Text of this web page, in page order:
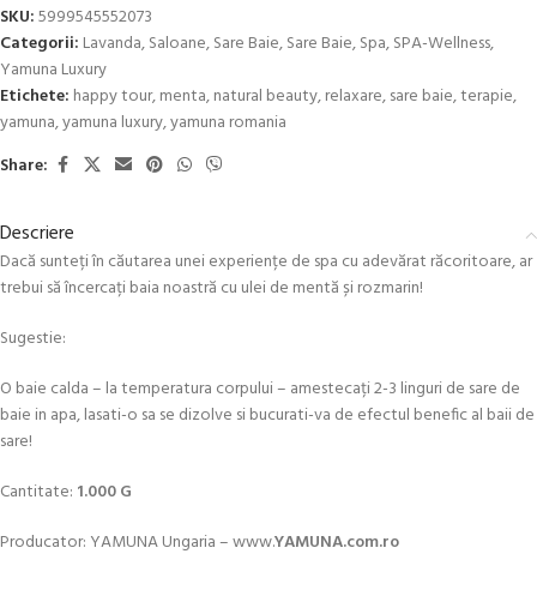
SKU:5999545552073
Categorii: Lavanda,Saloane,Sare Baie,Sare Baie,Spa,SPA-Wellness,
Yamuna Luxury
Etichete: happy tour,menta,natural beauty,relaxare,sare baie,terapie,
yamuna,yamuna luxury,yamuna romania
Share:
Descriere
Dacă sunteți în căutarea unei experiențe de spa cu adevărat răcoritoare, ar
trebui să încercați baia noastră cu ulei de mentă și rozmarin!
Sugestie:
O baie calda – la temperatura corpului – amestecați 2-3 linguri de sare de
baie in apa, lasati-o sa se dizolve si bucurati-va de efectul benefic al baii de
sare!
Cantitate: 1.000 G
Producator: YAMUNA Ungaria – www.YAMUNA.com.ro